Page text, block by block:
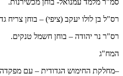
רס"ל בן לולו יעקב (ציפי) – בוחן צריח
רס"ר נר יהודה – בוחן חשמל טנקים.
המח"ג
–מחלקת החימוש הגדודית – עם מפקדה